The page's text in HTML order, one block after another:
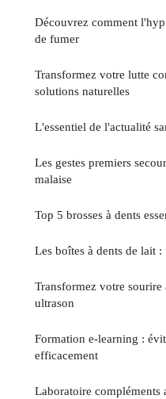
Découvrez comment
de fumer
Transformez votre lutte
solutions naturelles
L'essentiel de l'actualité
Les gestes premiers
malaise
Top 5 brosses à dents
Les boîtes à dents de lait
Transformez votre sourire
ultrason
Formation e-learning :
efficacement
Laboratoire compléments